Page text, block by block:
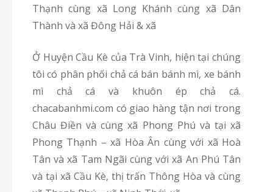
Thạnh cùng xã Long Khánh cùng xã Dân
Thành và xã Đông Hải & xã
Ở Huyện Cầu Kè của Trà Vinh, hiện tại chúng
tôi có phân phối chả cá bán bánh mì, xe bánh
mì chả cá và khuôn ép chả cá.
chacabanhmi.com có giao hàng tận nơi trong
Châu Điền và cùng xã Phong Phú và tại xã
Phong Thạnh – xã Hòa Ân cùng với xã Hoà
Tân và xã Tam Ngãi cùng với xã An Phú Tân
và tại xã Cầu Kè, thị trấn Thông Hòa và cùng